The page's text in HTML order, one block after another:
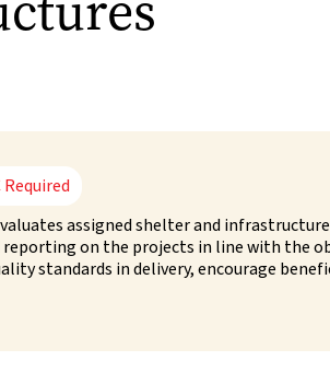
Required
assigned shelter and
on the projects in line with the
standards in delivery, encourage